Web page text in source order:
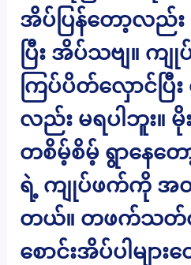
အိပ်ပြန်တော့လည်း
ပြီး အိပ်သဗျ။ ကျု
ကြပ်ပိတ်လှောင်ပ
လည်း မရပါဘူး။
တစိမ့်စိမ့် ရွာနေတ
ရဲ့ ကျုပ်ဖက်ကို အတ
တယ်။ တဖက်သတ်ထဲ
စောင်းအိပ်ပါမျာ